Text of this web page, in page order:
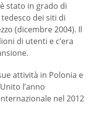
stato in grado di
dei siti di
(dicembre 2004). Il
di utenti e c’era
attività in Polonia e
l’anno
nel 2012